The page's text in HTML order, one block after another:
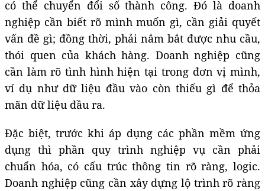
có thể chuyển đổi số thành công. Đó là doanh
nghiệp cần biết rõ mình muốn gì, cần giải quyết
vấn đề gì; đồng thời, phải nắm bắt được nhu cầu,
thói quen của khách hàng. Doanh nghiệp cũng
cần làm rõ tình hình hiện tại trong đơn vị mình,
ví dụ như dữ liệu đầu vào còn thiếu gì để thỏa
mãn dữ liệu đầu ra.
Đặc biệt, trước khi áp dụng các phần mềm ứng
dụng thì phần quy trình nghiệp vụ cần phải
chuẩn hóa, có cấu trúc thông tin rõ ràng, logic.
Doanh nghiệp cũng cần xây dựng lộ trình rõ ràng